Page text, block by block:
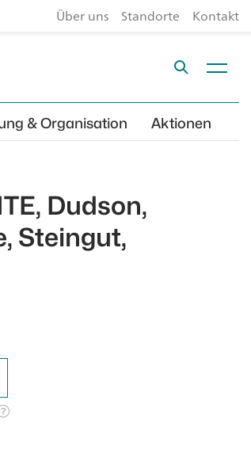
Über uns Standorte Kontakt
& Organisation Aktionen
Dudson,
Steingut,